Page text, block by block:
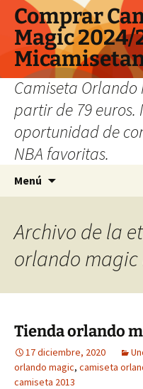
Comprar
Magic 2024/
Camiseta Orlando
partir de 79
oportunidad de
NBA favoritas.
Menú
Archivo de la
orlando
Tienda orlando
17 diciembre, 2020
orlando magic, camiseta
camiseta 2013